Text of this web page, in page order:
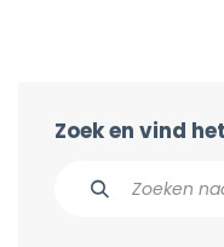
Zoek en vind